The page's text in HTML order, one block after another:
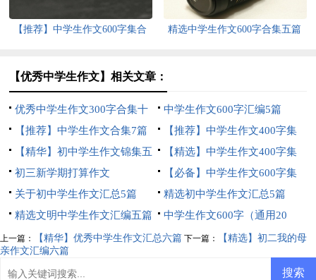
【推荐】中学生作文600字集合
精选中学生作文600字合集五篇
【优秀中学生作文】相关文章：
优秀中学生作文300字合集十
篇
中学生作文600字汇编5篇
【推荐】中学生作文合集7篇
【推荐】中学生作文400字集
合六篇
【精华】初中学生作文锦集五
篇
【精选】中学生作文400字集
合五篇
初三新学期打算作文
【必备】中学生作文600字集
锦10篇
关于初中学生作文汇总5篇
精选初中学生作文汇总5篇
精选文明中学生作文汇编五篇
中学生作文600字（通用20
篇）
上一篇： 【精华】优秀中学生作文汇总六篇 下一篇：
【精选】初二我的母
亲作文汇编六篇